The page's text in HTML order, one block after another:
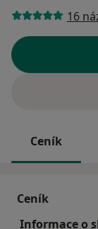
16
Ceník
Ceník
Informace o